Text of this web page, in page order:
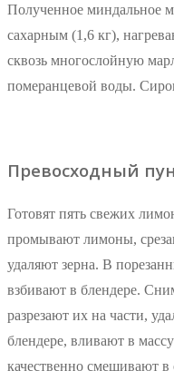
Полученное миндальное
сахарным (1,6 кг),
сквозь многослойную
померанцевой воды.
Превосходный
Готовят пять свежих
промывают лимоны,
удаляют зерна. В
взбивают в блендере.
разрезают их на части,
блендере, вливают в
качественно смешивают в